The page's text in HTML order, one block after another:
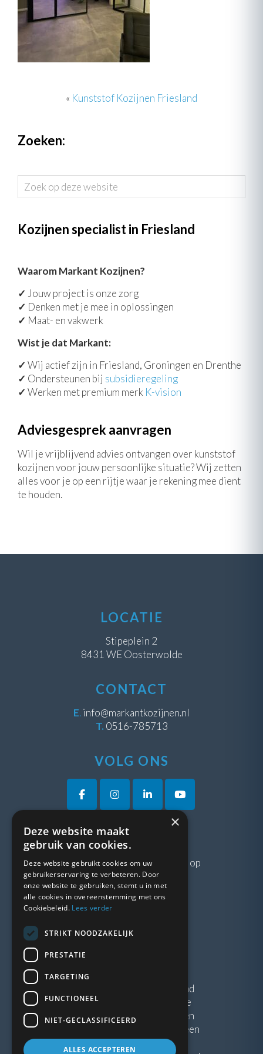
« Kunststof Kozijnen Friesland
Zoeken:
Zoek
op
website
Kozijnen specialist in Friesland
Waarom Markant Kozijnen?
✓ Jouw project is onze zorg
✓ Denken met je mee in oplossingen
✓ Maat- en vakwerk
Wist je dat Markant:
✓ Wij actief zijn in Friesland, Groningen en Drenthe
✓ Ondersteunen bij subsidieregeling
✓ Werken met premium merk K-vision
Adviesgesprek aanvragen
Wil je vrijblijvend advies ontvangen over kunststof
kozijnen voor jouw persoonlijke situatie? Wij zetten
alles voor je op een rijtje waar je rekening mee dient
te houden.
LOCATIE
Stipeplein 2
8431 WE Oosterwolde
CONTACT
E.info@markantkozijnen.nl
T. 0516-785713
VOLG ONS
VRAGEN?
Neem gerustcontactmet ons op
LINKS
Blogs
Algemene voorwaarden
Kunststof Kozijnen Friesland
Kunststof kozijnen Drenthe
Kunststof Kozijnen Drachten
Kunststof Kozijnen Hoogeveen
×
Deze website maakt
gebruik van cookies.
Deze website gebruikt cookies om uw
gebruikerservaring te verbeteren. Door
onze website te gebruiken, stemt u in met
alle cookies in overeenstemming met ons
Cookiebeleid. Lees verder
STRIKT NOODZAKELIJK
PRESTATIE
TARGETING
FUNCTIONEEL
NIET-GECLASSIFICEERD
ALLES ACCEPTEREN